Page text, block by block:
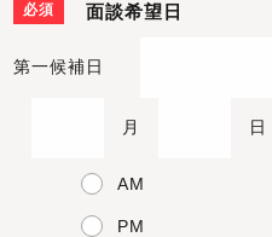
必須 面談希望日
第一候補日
月 日
AM
PM